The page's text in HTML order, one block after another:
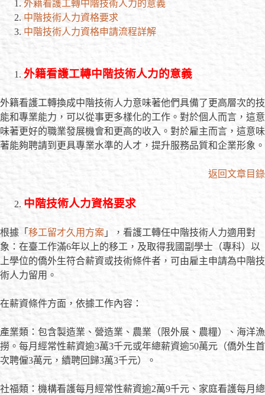
外籍看護工轉中階技術人力的意義
中階技術人力資格要求
中階技術人力資格申請流程詳解
外籍看護工轉中階技術人力的意義
外籍看護工轉換成中階技術人力意味著他們具備了更高層次的技
能和專業能力，可以從事更多樣化的工作。對於個人而言，這意
味著更好的職業發展機會和更高的收入。對於雇主而言，這意味
著能夠聘請到更具專業水準的人才，提升服務品質和企業形象。
返回文章目錄
中階技術人力資格要求
根據「 移工留才久用方案 」，看護工轉任中階技術人力適用對
象：在臺工作滿6年以上的移工，及取得我國副學士（專科）以
上學位的僑外生符合薪資或技術條件者，可由雇主申請為中階技
術人力留用。
在薪資條件方面，依據工作內容：
產業類：包含製造業、營造業、農業（限外展、農糧）、海洋漁
撈。每月經常性薪資逾3萬3千元或年總薪資逾50萬元（僑外生首
次聘僱3萬元，續聘回歸3萬3千元）。
社福類：機構看護每月經常性薪資逾2萬9千元、家庭看護每月總